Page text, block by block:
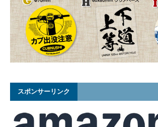
スポンサーリンク